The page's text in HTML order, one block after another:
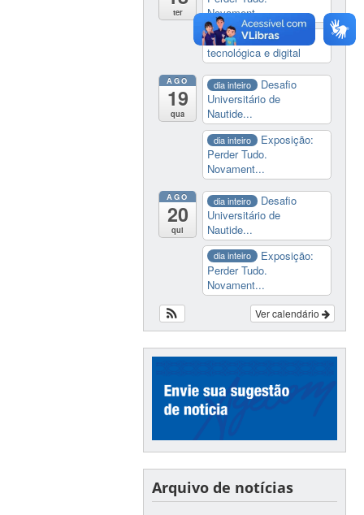
ter
Novament...
14:00 Soberania
tecnológica e digital
AGO
19
qua
dia inteiro
Desafio
Universitário de
Nautide...
dia inteiro
Exposição:
Perder Tudo.
Novament...
AGO
20
qui
dia inteiro
Desafio
Universitário de
Nautide...
dia inteiro
Exposição:
Perder Tudo.
Novament...
Ver calendário
Arquivo de notícias